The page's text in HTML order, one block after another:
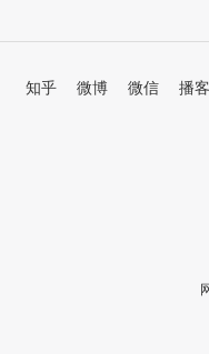
知乎 微博 微信 播客